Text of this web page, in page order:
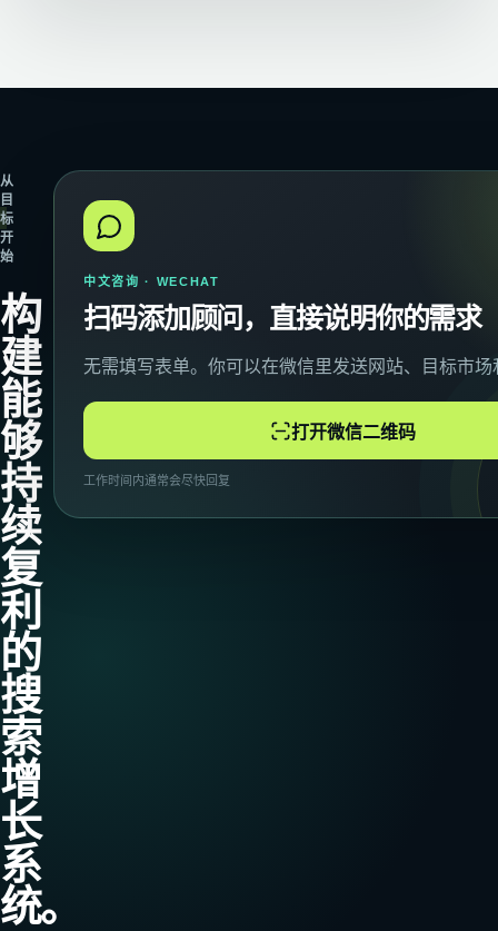
从
目
标
开
始
构
建
能
够
持
续
复
利
的
搜
索
增
长
系
统。
中文咨询 · WECHAT
扫码添加顾问，直接说明你的需求
无需填写表单。你可以在微信里发送网站、目标市场
打开微信二维码
工作时间内通常会尽快回复